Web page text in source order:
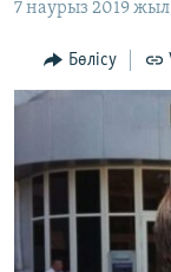
Skip
Search
ӘЛЕУМЕТ
ӘЛЕМ
АРНАЙЫ
Русский
ЖАЗЫЛЫҢЫЗ
7 наурыз 2019 жыл,
Бөлісу